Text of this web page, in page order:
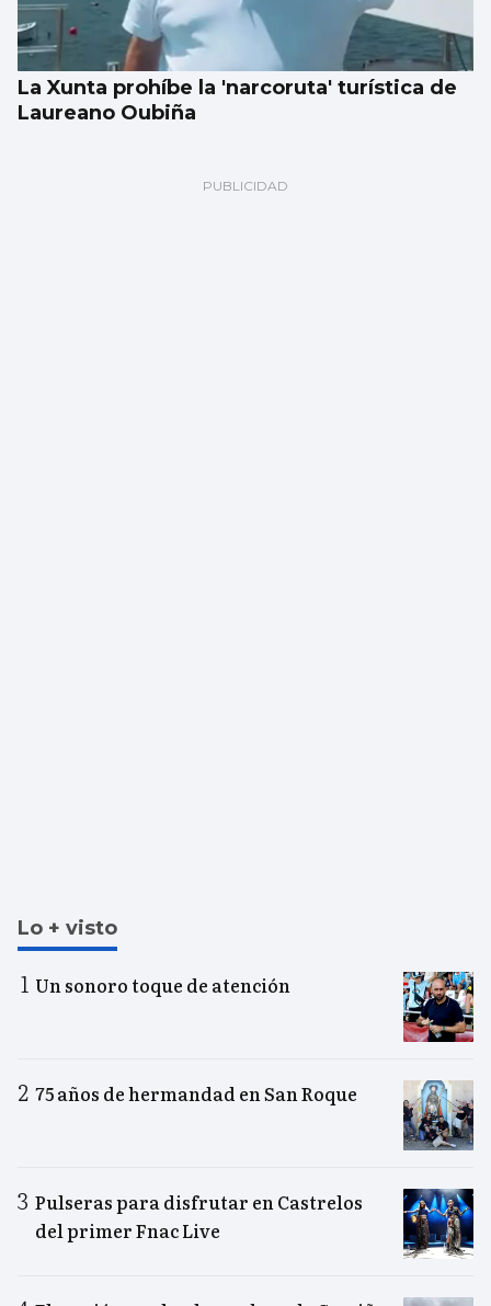
La Xunta prohíbe la 'narcoruta' turística de
Laureano Oubiña
Lo + visto
Un sonoro toque de atención
75 años de hermandad en San Roque
Pulseras para disfrutar en Castrelos
del primer Fnac Live